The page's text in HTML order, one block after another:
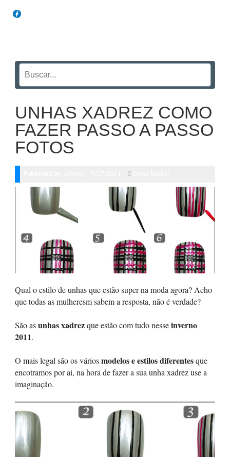
UNHAS XADREZ COMO
FAZER PASSO A PASSO
FOTOS
Qual o estilo de unhas que estão super na moda agora? Acho
que todas as mulheresm sabem a resposta, não é verdade?
São asunhas xadrezque estão com tudo nesseinverno
2011.
O mais legal são os váriosmodelos e estilos diferentesque
encotramos por ai, na hora de fazer a sua unha xadrez use a
imaginação.